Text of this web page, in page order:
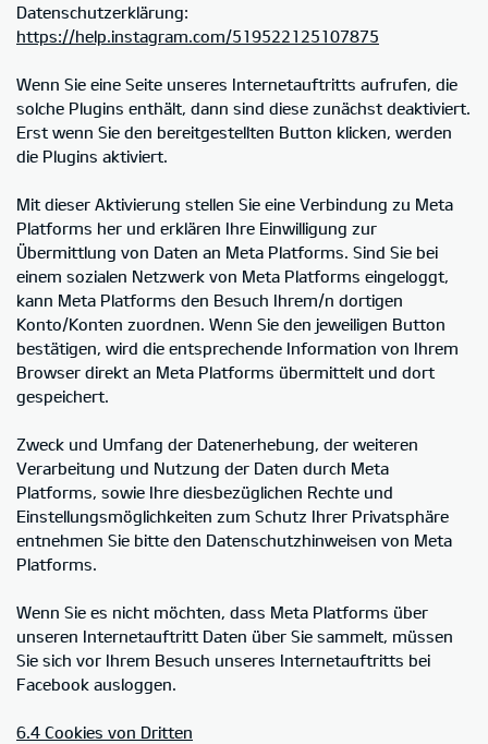
Datenschutzerklärung:
https://help.instagram.com/519522125107875
Wenn Sie eine Seite unseres Internetauftritts aufrufen, die
solche Plugins enthält, dann sind diese zunächst deaktiviert.
Erst wenn Sie den bereitgestellten Button klicken, werden
die Plugins aktiviert.
Mit dieser Aktivierung stellen Sie eine Verbindung zu Meta
Platforms her und erklären Ihre Einwilligung zur
Übermittlung von Daten an Meta Platforms. Sind Sie bei
einem sozialen Netzwerk von Meta Platforms eingeloggt,
kann Meta Platforms den Besuch Ihrem/n dortigen
Konto/Konten zuordnen. Wenn Sie den jeweiligen Button
bestätigen, wird die entsprechende Information von Ihrem
Browser direkt an Meta Platforms übermittelt und dort
gespeichert.
Zweck und Umfang der Datenerhebung, der weiteren
Verarbeitung und Nutzung der Daten durch Meta
Platforms, sowie Ihre diesbezüglichen Rechte und
Einstellungsmöglichkeiten zum Schutz Ihrer Privatsphäre
entnehmen Sie bitte den Datenschutzhinweisen von Meta
Platforms.
Wenn Sie es nicht möchten, dass Meta Platforms über
unseren Internetauftritt Daten über Sie sammelt, müssen
Sie sich vor Ihrem Besuch unseres Internetauftritts bei
Facebook ausloggen.
6.4 Cookies von Dritten